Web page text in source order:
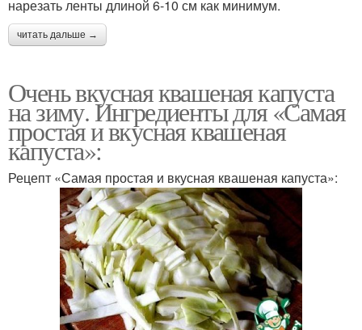
нарезать ленты длиной 6-10 см как минимум.
читать дальше →
Очень вкусная квашеная капуста
на зиму. Ингредиенты для «Самая
простая и вкусная квашеная
капуста»:
Рецепт «Самая простая и вкусная квашеная капуста»: